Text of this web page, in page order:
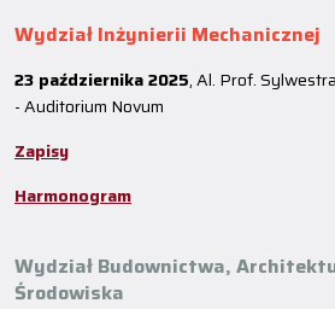
Wydział Inżynierii Mechanicznej
23 października 2025, Al. Prof.
- Auditorium Novum
Zapisy
Harmonogram
Wydział Budownictwa,
Środowiska